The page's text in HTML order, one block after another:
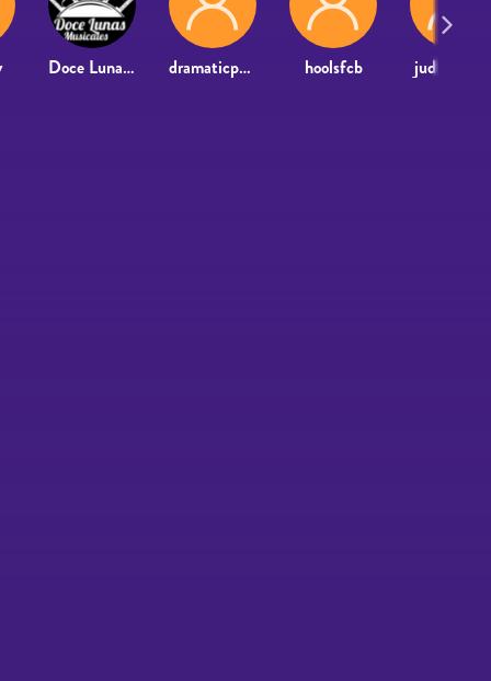
Doce Lunas Musicales dramaticpacho hoolsfcb